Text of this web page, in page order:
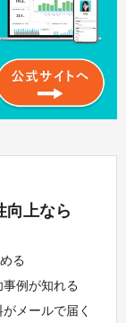
向上なら
る
例が知れる
メールで届く